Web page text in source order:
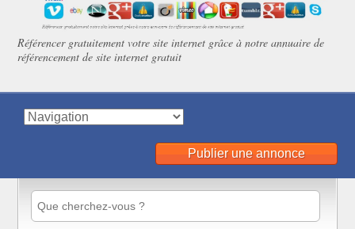
Référencer gratuitement votre site internet grâce à notre annuaire de
référencement de site internet gratuit
Publier une annonce